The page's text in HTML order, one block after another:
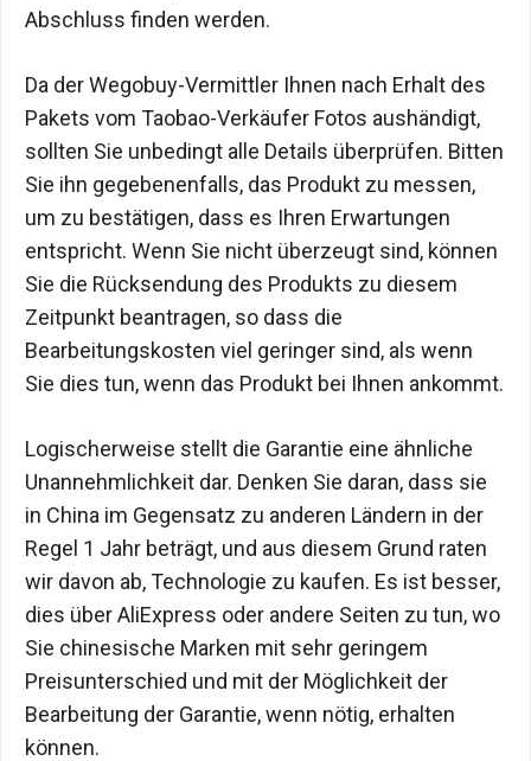
Abschluss finden werden.
Da der Wegobuy-Vermittler Ihnen nach Erhalt des
Pakets vom Taobao-Verkäufer Fotos aushändigt,
sollten Sie unbedingt alle Details überprüfen. Bitten
Sie ihn gegebenenfalls, das Produkt zu messen,
um zu bestätigen, dass es Ihren Erwartungen
entspricht. Wenn Sie nicht überzeugt sind, können
Sie die Rücksendung des Produkts zu diesem
Zeitpunkt beantragen, so dass die
Bearbeitungskosten viel geringer sind, als wenn
Sie dies tun, wenn das Produkt bei Ihnen ankommt.
Logischerweise stellt die Garantie eine ähnliche
Unannehmlichkeit dar. Denken Sie daran, dass sie
in China im Gegensatz zu anderen Ländern in der
Regel 1 Jahr beträgt, und aus diesem Grund raten
wir davon ab, Technologie zu kaufen. Es ist besser,
dies über AliExpress oder andere Seiten zu tun, wo
Sie chinesische Marken mit sehr geringem
Preisunterschied und mit der Möglichkeit der
Bearbeitung der Garantie, wenn nötig, erhalten
können.